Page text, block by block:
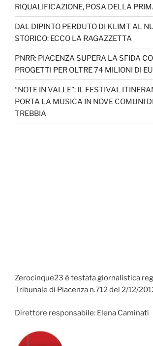
RIQUALIFICAZIONE, POSA DELLA
DAL DIPINTO PERDUTO DI KLIMT AL
STORICO: ECCO LA RAGAZZETTA
PNRR: PIACENZA SUPERA LA SFIDA
PROGETTI PER OLTRE 74 MILIONI DI
“NOTE IN VALLE”: IL FESTIVAL
PORTA LA MUSICA IN NOVE COMUNI
TREBBIA
Zerocinque23 è testata giornalistica
Tribunale di Piacenza n.712 del 2/12/
Direttore responsabile: Elena Caminati